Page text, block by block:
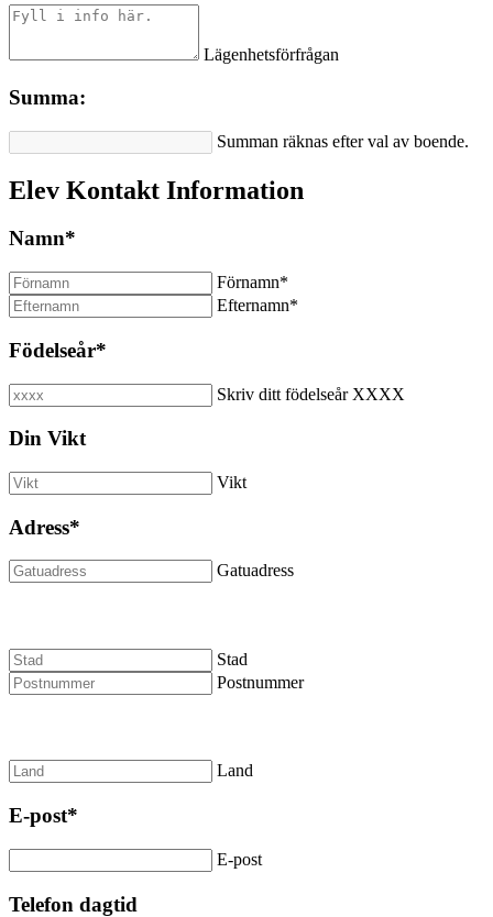
Lägenhetsförfrågan
Summa:
Summan räknas efter val av boende.
Elev Kontakt Information
Namn*
Förnamn*
Efternamn*
Födelseår*
Skriv ditt födelseår XXXX
Din Vikt
Vikt
Adress*
Gatuadress
Stad
Postnummer
Land
E-post*
E-post
Telefon dagtid